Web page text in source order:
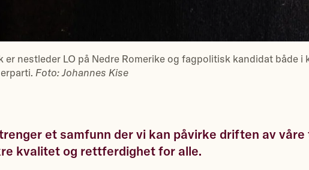
er nestleder LO på Nedre Romerike og fagpolitisk kandidat både
Foto: Johannes Kise
et samfunn der vi kan påvirke driften av
kvalitet og rettferdighet for alle.